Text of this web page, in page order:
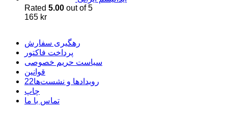
Rated 5.00 out of 5
165 kr
رهگیری سفارش
پرداخت فاکتور
سیاست حریم خصوصی
قوانین
22رویدادها و نشست‌ها
چاپ
تماس با ما